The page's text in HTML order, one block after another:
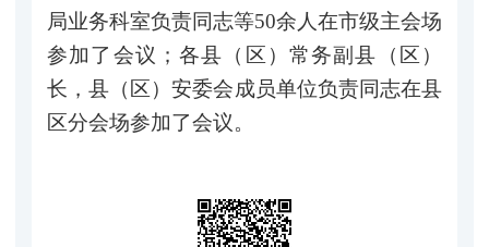
局业务科室负责同志等50余人在市级主会场
参加了会议；各县（区）常务副县（区）
长，县（区）安委会成员单位负责同志在县
区分会场参加了会议。